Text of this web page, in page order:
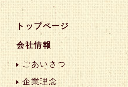
トップページ
会社情報
ごあいさつ
企業理念